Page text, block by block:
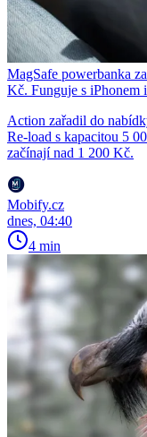
MagSafe powerbanka
Kč. Funguje s iPhonem
Action zařadil do
Re-load s kapacitou 5
začínají nad 1 200 Kč.
Mobify.cz
dnes, 04:40
4 min